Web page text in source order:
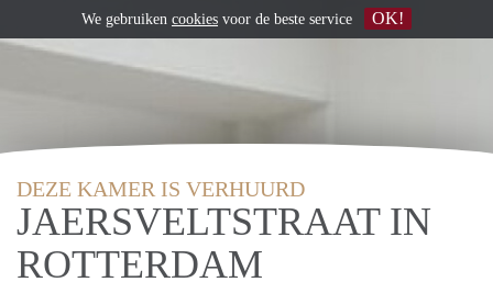
DEZE KAMER IS VERHUURD
JAERSVELTSTRAAT IN
ROTTERDAM
We gebruiken cookies voor de beste service OK!